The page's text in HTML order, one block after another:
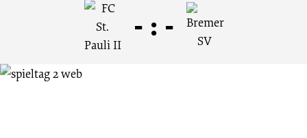
von
- : -